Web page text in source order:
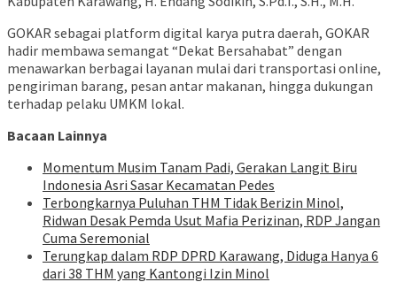
GOKAR sebagai platform digital karya putra daerah, GOKAR
hadir membawa semangat “Dekat Bersahabat” dengan
menawarkan berbagai layanan mulai dari transportasi online,
pengiriman barang, pesan antar makanan, hingga dukungan
terhadap pelaku UMKM lokal.
Bacaan Lainnya
Momentum Musim Tanam Padi, Gerakan Langit Biru
Indonesia Asri Sasar Kecamatan Pedes
Terbongkarnya Puluhan THM Tidak Berizin Minol,
Ridwan Desak Pemda Usut Mafia Perizinan, RDP Jangan
Cuma Seremonial
Terungkap dalam RDP DPRD Karawang, Diduga Hanya 6
dari 38 THM yang Kantongi Izin Minol